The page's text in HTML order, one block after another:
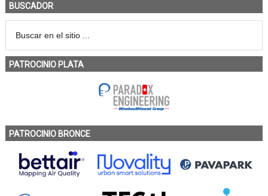
BUSCADOR
PATROCINIO PLATA
PATROCINIO BRONCE